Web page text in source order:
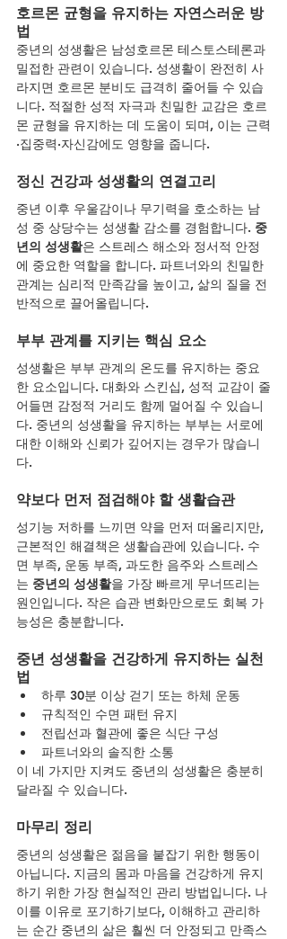
호르몬 균형을 유지하는 자연스러운 방
법
중년의 성생활은 남성호르몬 테스토스테론과
밀접한 관련이 있습니다. 성생활이 완전히 사
라지면 호르몬 분비도 급격히 줄어들 수 있습
니다. 적절한 성적 자극과 친밀한 교감은 호르
몬 균형을 유지하는 데 도움이 되며, 이는 근력
·집중력·자신감에도 영향을 줍니다.
정신 건강과 성생활의 연결고리
중년 이후 우울감이나 무기력을 호소하는 남
성 중 상당수는 성생활 감소를 경험합니다. 중
년의 성생활은 스트레스 해소와 정서적 안정
에 중요한 역할을 합니다. 파트너와의 친밀한
관계는 심리적 만족감을 높이고, 삶의 질을 전
반적으로 끌어올립니다.
부부 관계를 지키는 핵심 요소
성생활은 부부 관계의 온도를 유지하는 중요
한 요소입니다. 대화와 스킨십, 성적 교감이 줄
어들면 감정적 거리도 함께 멀어질 수 있습니
다. 중년의 성생활을 유지하는 부부는 서로에
대한 이해와 신뢰가 깊어지는 경우가 많습니
다.
약보다 먼저 점검해야 할 생활습관
성기능 저하를 느끼면 약을 먼저 떠올리지만,
근본적인 해결책은 생활습관에 있습니다. 수
면 부족, 운동 부족, 과도한 음주와 스트레스
는 중년의 성생활을 가장 빠르게 무너뜨리는
원인입니다. 작은 습관 변화만으로도 회복 가
능성은 충분합니다.
중년 성생활을 건강하게 유지하는 실천
법
하루 30분 이상 걷기 또는 하체 운동
규칙적인 수면 패턴 유지
전립선과 혈관에 좋은 식단 구성
파트너와의 솔직한 소통
이 네 가지만 지켜도 중년의 성생활은 충분히
달라질 수 있습니다.
마무리 정리
중년의 성생활은 젊음을 붙잡기 위한 행동이
아닙니다. 지금의 몸과 마음을 건강하게 유지
하기 위한 가장 현실적인 관리 방법입니다. 나
이를 이유로 포기하기보다, 이해하고 관리하
는 순간 중년의 삶은 훨씬 더 안정되고 만족스